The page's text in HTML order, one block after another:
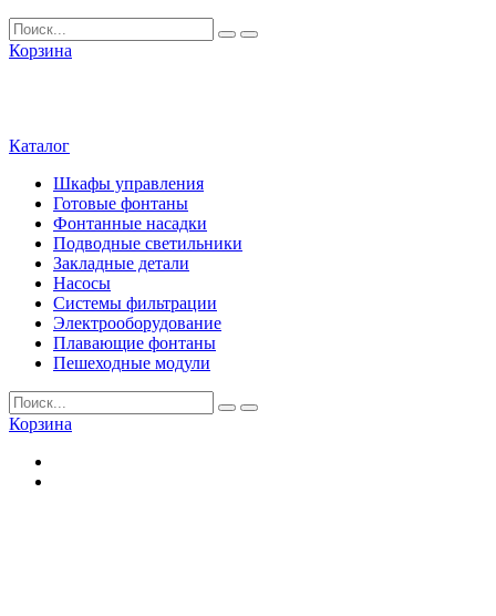
Корзина
Каталог
Шкафы управления
Готовые фонтаны
Фонтанные насадки
Подводные светильники
Закладные детали
Насосы
Системы фильтрации
Электрооборудование
Плавающие фонтаны
Пешеходные модули
Корзина